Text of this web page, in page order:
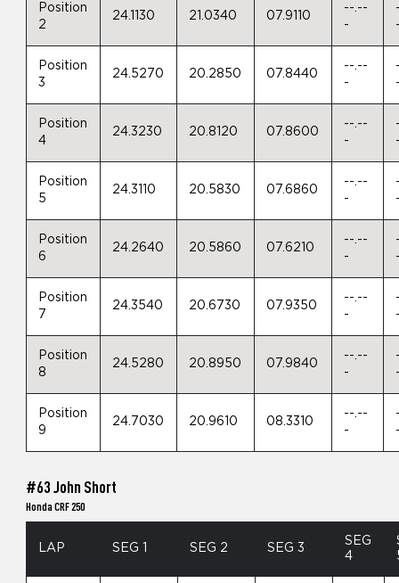
Position
2
24.1130 21.0340 07.9110
--.--
-
Position
3
24.5270 20.2850 07.8440
--.--
-
Position
4
24.3230 20.8120 07.8600
--.--
-
Position
5
24.3110 20.5830 07.6860
--.--
-
Position
6
24.2640 20.5860 07.6210
--.--
-
Position
7
24.3540 20.6730 07.9350
--.--
-
Position
8
24.5280 20.8950 07.9840
--.--
-
Position
9
24.7030 20.9610 08.3310
--.--
-
#63 John Short
Honda CRF 250
LAP SEG 1 SEG 2 SEG 3
SEG
4